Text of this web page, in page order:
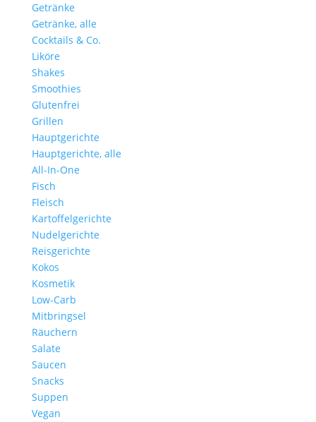
Getränke
Getränke, alle
Cocktails & Co.
Liköre
Shakes
Smoothies
Glutenfrei
Grillen
Hauptgerichte
Hauptgerichte, alle
All-In-One
Fisch
Fleisch
Kartoffelgerichte
Nudelgerichte
Reisgerichte
Kokos
Kosmetik
Low-Carb
Mitbringsel
Räuchern
Salate
Saucen
Snacks
Suppen
Vegan